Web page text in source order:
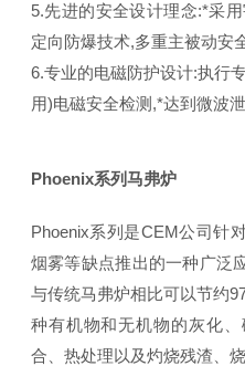
5.先进的安全设计理念:*采
定向防爆技术,多重主被动安
6.专业的电磁防护设计:执行
用)电磁安全检测,*达到微波
Phoenix系列马弗炉
Phoenix系列是CEM公司针
烟雾等缺点推出的一种广泛
与传统马弗炉相比可以节约
种有机物和无机物的灰化、
合、热处理以及灼烧残渣、